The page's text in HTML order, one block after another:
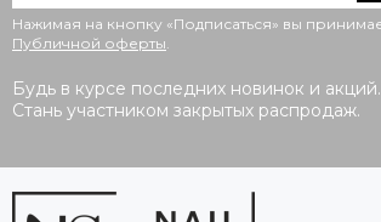
Нажимая на кнопку «Подписаться» вы
Публичной оферты.
Будь в курсе последних новинок и акций.
Стань участником закрытых распродаж.